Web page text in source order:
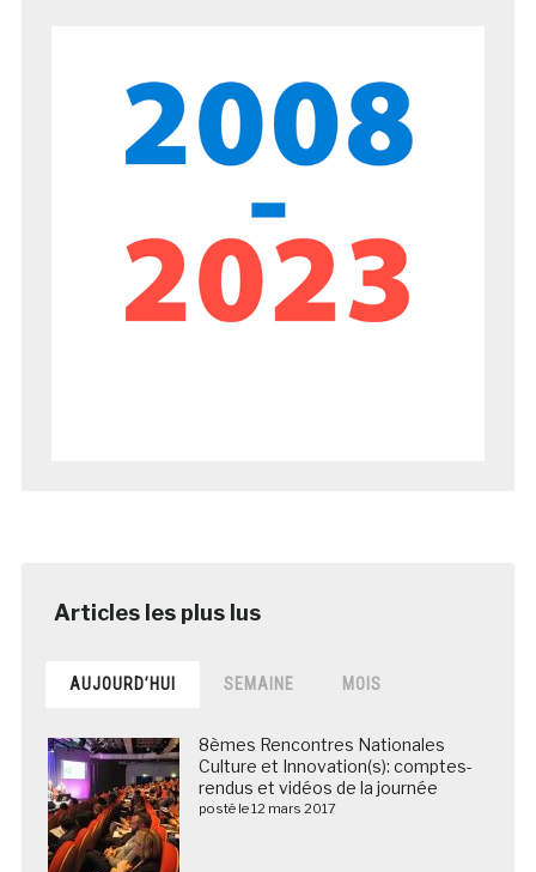
AUJOURD’HUI SEMAINE MOIS
8èmes Rencontres Nationales
Culture et Innovation(s): comptes-
rendus et vidéos de la journée
posté le 12 mars 2017